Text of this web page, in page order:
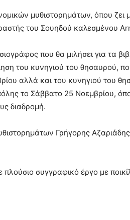
μυθιστορημάτων, όπου ζει
του Σουηδού καλεσμένου
που θα μιλήσει για τα
του κυνηγιού του θησαυρού,
αλλά και του κυνηγιού του
το Σάββατο 25 Νοεμβρίου,
διαδρομή.
Γρήγορης
συγγραφικό έργο με